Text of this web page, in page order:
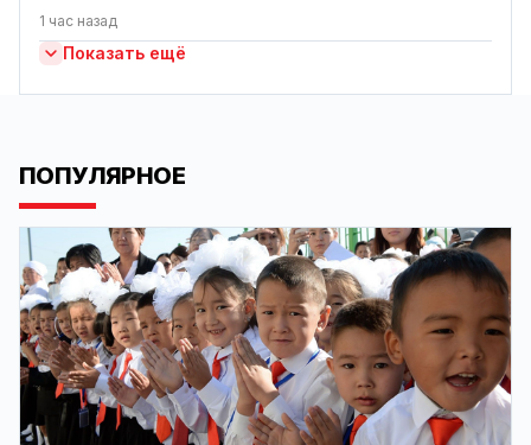
1 час назад
Показать ещё
ПОПУЛЯРНОЕ